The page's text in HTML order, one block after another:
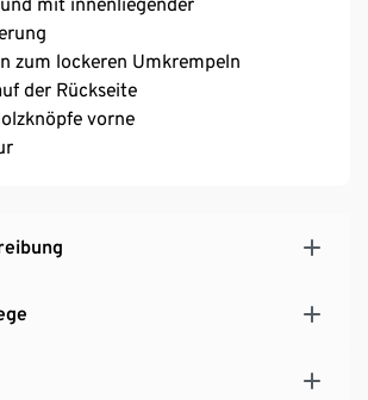
zum lockeren Umkrempeln
der Rückseite
vorne